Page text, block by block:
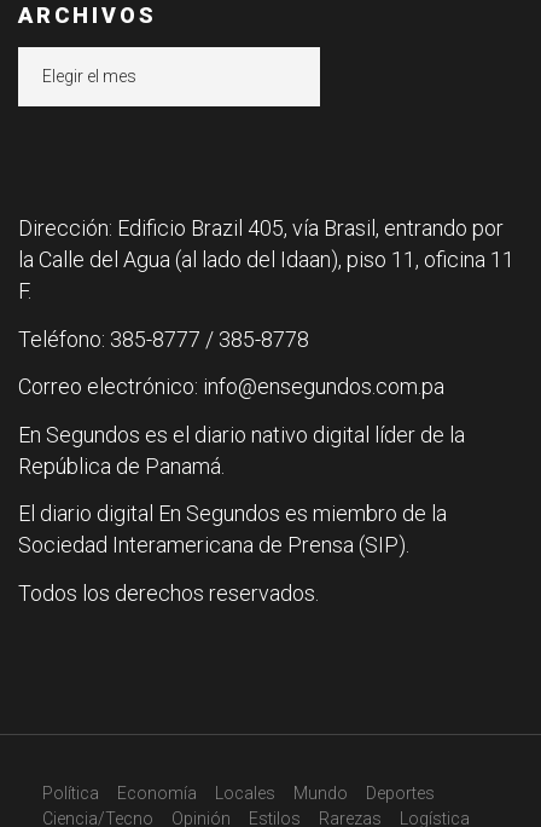
ARCHIVOS
Dirección: Edificio Brazil 405, vía Brasil, entrando por
la Calle del Agua (al lado del Idaan), piso 11, oficina 11
F.
Teléfono: 385-8777 / 385-8778
Correo electrónico: info@ensegundos.com.pa
En Segundos es el diario nativo digital líder de la
República de Panamá.
El diario digital En Segundos es miembro de la
Sociedad Interamericana de Prensa (SIP).
Todos los derechos reservados.
Política Economía Locales Mundo
Deportes
Ciencia/Tecno
Opinión Estilos Rarezas Logística